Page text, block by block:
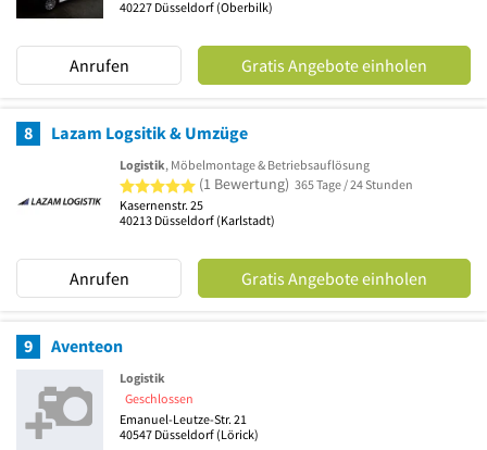
40227 Düsseldorf (Oberbilk)
Anrufen Gratis Angebote einholen
8 Lazam Logsitik & Umzüge
Logistik, Möbelmontage & Betriebsauflösung
5 von 5 Sternen
(1 Bewertung) 365 Tage / 24 Stunden
Kasernenstr. 25
40213 Düsseldorf (Karlstadt)
Anrufen Gratis Angebote einholen
9 Aventeon
Logistik
Geschlossen
Emanuel-Leutze-Str. 21
40547 Düsseldorf (Lörick)